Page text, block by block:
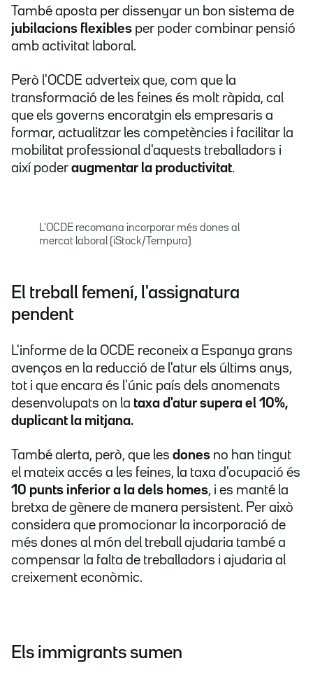
També aposta per dissenyar un bon sistema de
jubilacions flexibles per poder combinar pensió
amb activitat laboral.
Però l'OCDE adverteix que, com que la
transformació de les feines és molt ràpida, cal
que els governs encoratgin els empresaris a
formar, actualitzar les competències i facilitar la
mobilitat professional d'aquests treballadors i
així poder augmentar la productivitat.
L'OCDE recomana incorporar més dones al
mercat laboral (iStock/Tempura)
El treball femení, l'assignatura
pendent
L'informe de la OCDE reconeix a Espanya grans
avenços en la reducció de l'atur els últims anys,
tot i que encara és l'únic país dels anomenats
desenvolupats on la taxa d'atur supera el 10%,
duplicant la mitjana.
També alerta, però, que les dones no han tingut
el mateix accés a les feines, la taxa d'ocupació és
10 punts inferior a la dels homes, i es manté la
bretxa de gènere de manera persistent. Per això
considera que promocionar la incorporació de
més dones al món del treball ajudaria també a
compensar la falta de treballadors i ajudaria al
creixement econòmic.
Els immigrants sumen